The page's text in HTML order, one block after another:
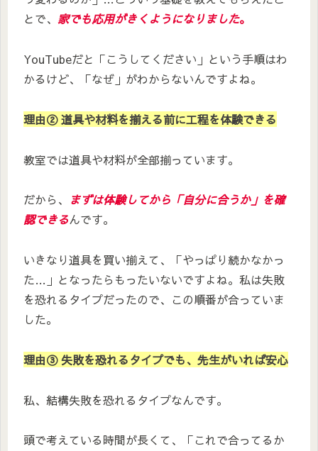
とで、 家でも応用がきくようになりました。
YouTubeだと「こうしてください」という手順はわ
かるけど、「なぜ」がわからないんですよね。
理由② 道具や材料を揃える前に工程を体験できる
教室では道具や材料が全部揃っています。
だから、
まずは体験してから「自分に合うか」を確
認できるんです。
いきなり道具を買い揃えて、「やっぱり続かなかっ
た…」となったらもったいないですよね。私は失敗
を恐れるタイプだったので、この順番が合っていま
した。
理由③ 失敗を恐れるタイプでも、先生がいれば安心
私、結構失敗を恐れるタイプなんです。
頭で考えている時間が長くて、「これで合ってるか